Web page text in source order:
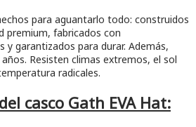
para aguantarlo todo: construidos
premium, fabricados con
y garantizados para durar. Además,
Resisten climas extremos, el sol
radicales.
casco Gath EVA Hat: